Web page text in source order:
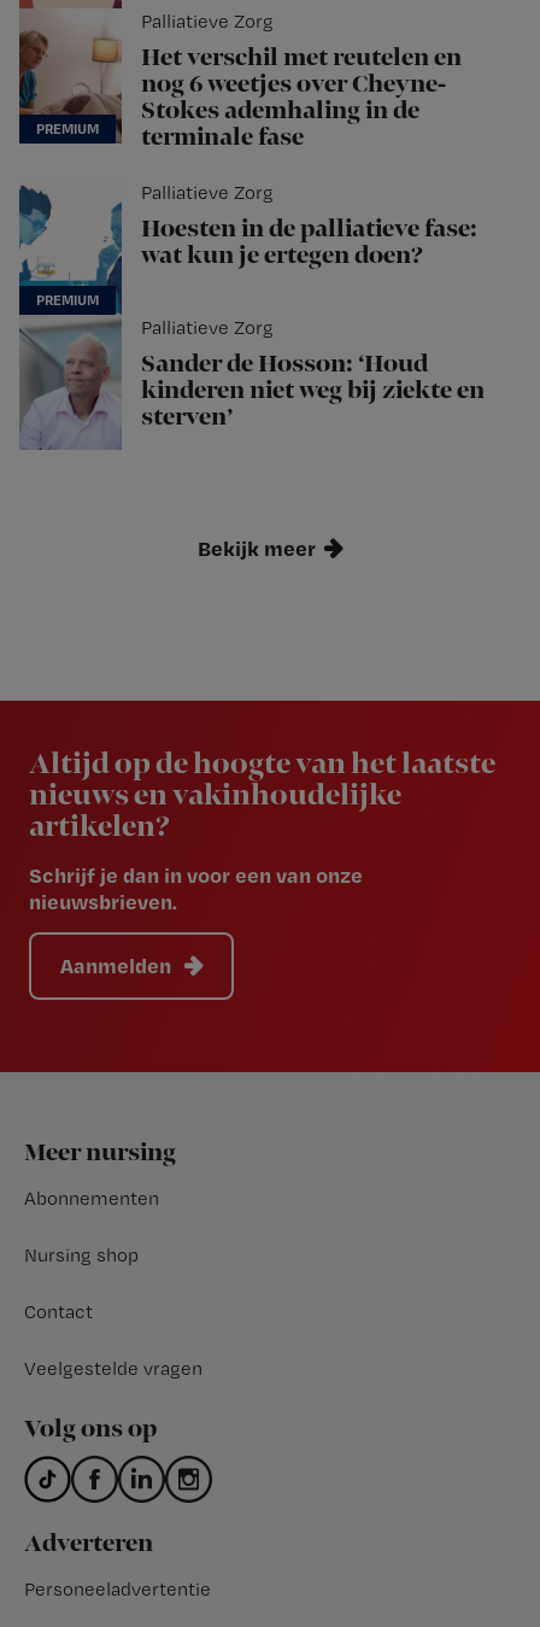
Palliatieve Zorg
Het verschil met reutelen en
nog 6 weetjes over Cheyne-
Stokes ademhaling in de
terminale fase
Palliatieve Zorg
Hoesten in de palliatieve fase:
wat kun je ertegen doen?
Palliatieve Zorg
Sander de Hosson: ‘Houd
kinderen niet weg bij ziekte en
sterven’
Bekijk meer
Altijd op de hoogte van het laatste
nieuws en vakinhoudelijke
artikelen?
Schrijf je dan in voor een van onze
nieuwsbrieven.
Aanmelden
Footer
Meer nursing
Abonnementen
Nursing shop
Contact
Veelgestelde vragen
Volg ons op
Adverteren
Personeeladvertentie